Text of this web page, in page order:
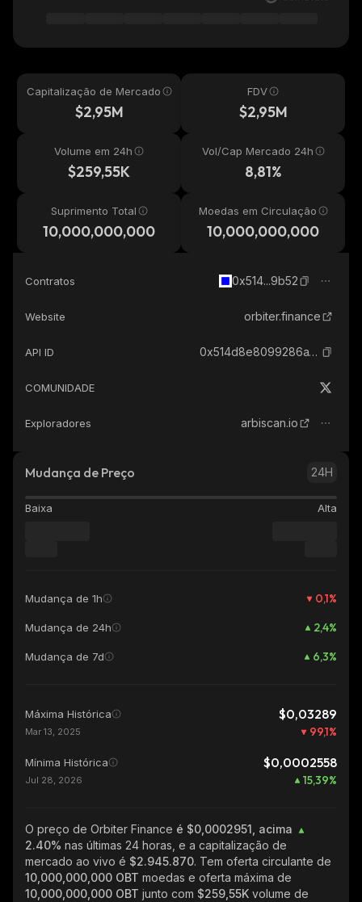
Capitalização de Mercado
$2,95M
FDV
$2,95M
Volume em 24h
$259,55K
Vol/Cap Mercado 24h
8,81%
Suprimento Total
10,000,000,000
Moedas em Circulação
10,000,000,000
Contratos 0x514...9b52
Website orbiter.finance
API ID 0x514d8e8099286a13486ef6c525c120f51c239b52_base
COMUNIDADE
Exploradores arbiscan.io
Mudança de Preço 24H
Baixa Alta
Mudança de 1h 0,1%
Mudança de 24h 2,4%
Mudança de 7d 6,3%
Máxima Histórica $0,03289
Mar 13, 2025 99,1%
Mínima Histórica $0,0002558
Jul 28, 2026 15,39%
O preço de Orbiter Finance é $0,0002951, acima
2.40% nas últimas 24 horas, e a capitalização de
mercado ao vivo é $2.945.870. Tem oferta circulante de
10,000,000,000 OBT moedas e oferta máxima de
10,000,000,000 OBT junto com $259,55K volume de